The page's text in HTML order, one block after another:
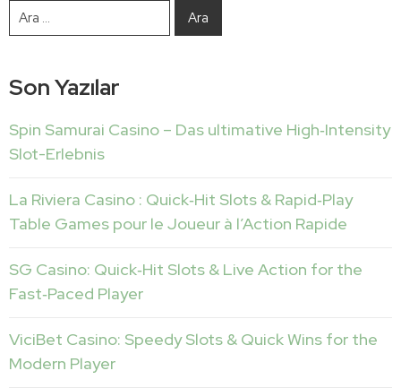
Son Yazılar
Spin Samurai Casino – Das ultimative High‑Intensity
Slot-Erlebnis
La Riviera Casino : Quick‑Hit Slots & Rapid‑Play
Table Games pour le Joueur à l’Action Rapide
SG Casino: Quick‑Hit Slots & Live Action for the
Fast‑Paced Player
ViciBet Casino: Speedy Slots & Quick Wins for the
Modern Player